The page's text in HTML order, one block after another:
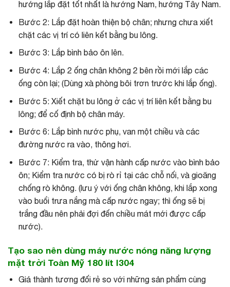
hướng lắp đặt tốt nhất là hướng Nam, hướng Tây Nam.
Bước 2: Lắp đặt hoàn thiện bộ chân; nhưng chưa xiết
chặt các vị trí có liên kết bằng bu lông.
Bước 3: Lắp bình bảo ôn lên.
Bước 4: Lắp 2 ống chân không 2 bên rồi mới lắp các
ống còn lại; (Dùng xà phòng bôi trơn trước khi lắp ống).
Bước 5: Xiết chặt bu lông ở các vị trí liên kết bằng bu
lông; để cố định bộ chân máy.
Bước 6: Lắp bình nước phụ, van một chiều và các
đường nước ra vào, thông hơi.
Bước 7: Kiểm tra, thử vận hành cấp nước vào bình bảo
ôn; Kiểm tra nước có bị rò rỉ tại các chỗ nối, và gioăng
chống rò không. (lưu ý với ống chân không, khi lắp xong
vào buổi trưa nắng mà cấp nước ngay; thì ống sẽ bị
trắng đầu nên phải đợi đến chiều mát mới được cấp
nước).
Tạo sao nên dùng máy nước nóng năng lượng
mặt trời Toàn Mỹ 180 lít I304
Giá thành tương đối rẻ so với những sản phẩm cùng